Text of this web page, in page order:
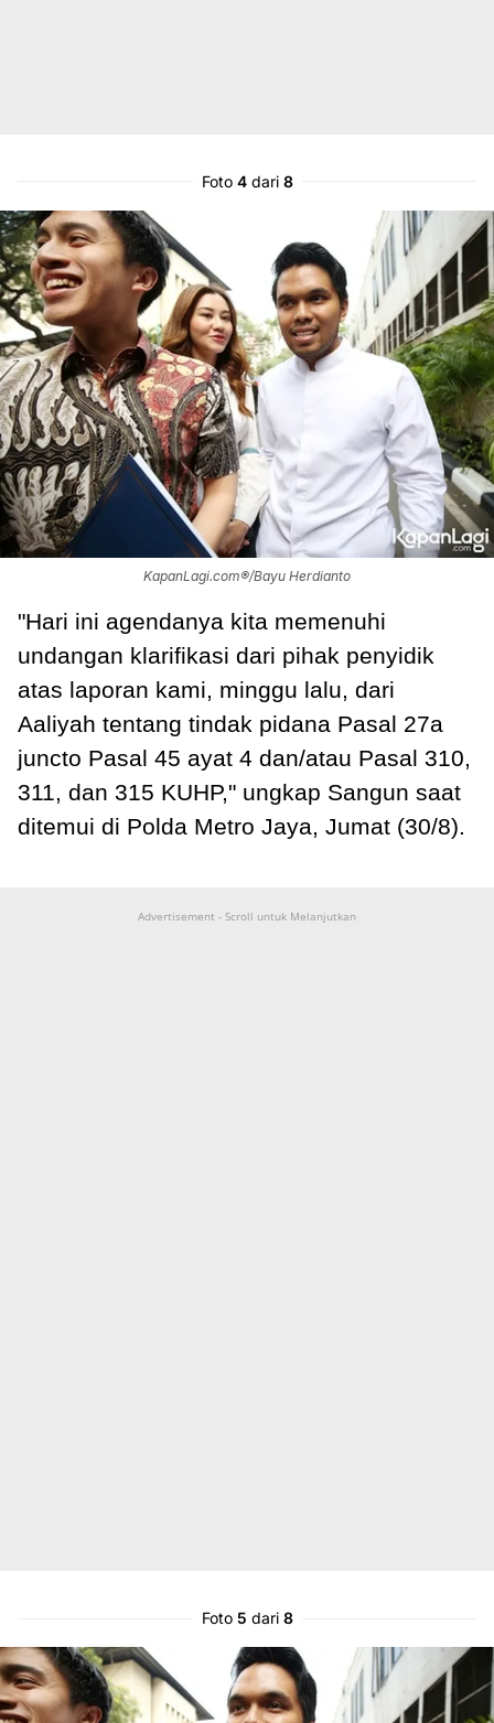
Foto 4dari 8
KapanLagi.com®/Bayu Herdianto
"Hari ini agendanya kita memenuhi
undangan klarifikasi dari pihak penyidik
atas laporan kami, minggu lalu, dari
Aaliyah tentang tindak pidana Pasal 27a
juncto Pasal 45 ayat 4 dan/atau Pasal 310,
311, dan 315 KUHP," ungkap Sangun saat
ditemui di Polda Metro Jaya, Jumat (30/8).
Advertisement - Scroll untuk Melanjutkan
Foto 5 dari 8